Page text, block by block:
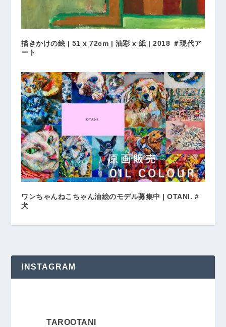
描きかけの絵 | 51 x 72cm | 油彩 x 紙 | 2018 ＃現代ア
ート
ワンちゃんねこちゃん油絵のモデル募集中 | OTANI. #
犬
INSTAGRAM
TAROOTANI